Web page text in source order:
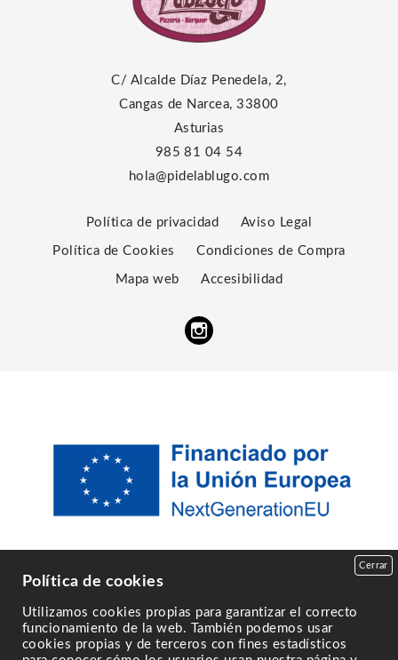
C/ Alcalde Díaz Penedela, 2,
Cangas de Narcea, 33800
Asturias
985 81 04 54
hola@pidelablugo.com
Política de privacidad Aviso Legal
Política de Cookies Condiciones de Compra
Mapa web Accesibilidad
Cerrar
Política de cookies
Utilizamos cookies propias para garantizar el correcto
funcionamiento de la web. También podemos usar
cookies propias y de terceros con fines estadísticos